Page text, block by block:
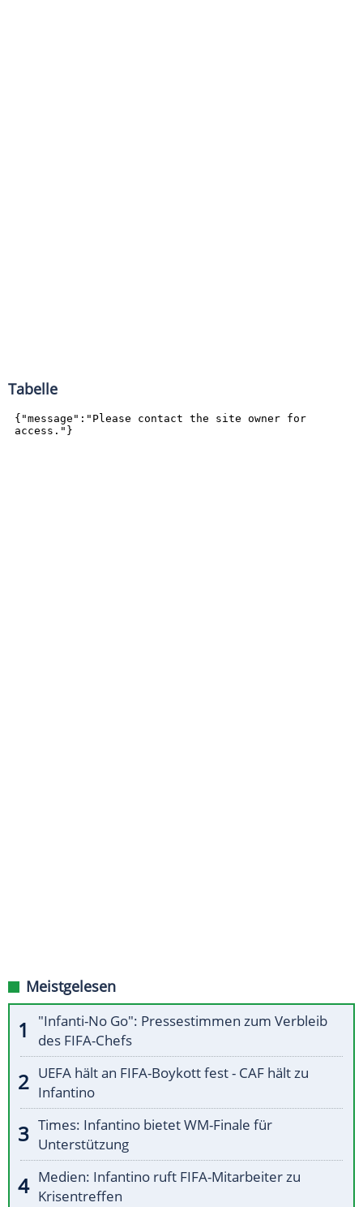
Tabelle
Meistgelesen
"Infanti-No Go": Pressestimmen zum Verbleib
des FIFA-Chefs
UEFA hält an FIFA-Boykott fest - CAF hält zu
Infantino
Times: Infantino bietet WM-Finale für
Unterstützung
Medien: Infantino ruft FIFA-Mitarbeiter zu
Krisentreffen